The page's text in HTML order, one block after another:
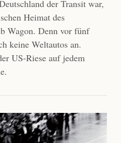
der Transit war,
Heimat des
Wagon. Denn vor fünf
keine Weltautos an.
US-Riese auf jedem